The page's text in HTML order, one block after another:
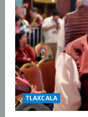
TLAXCALA